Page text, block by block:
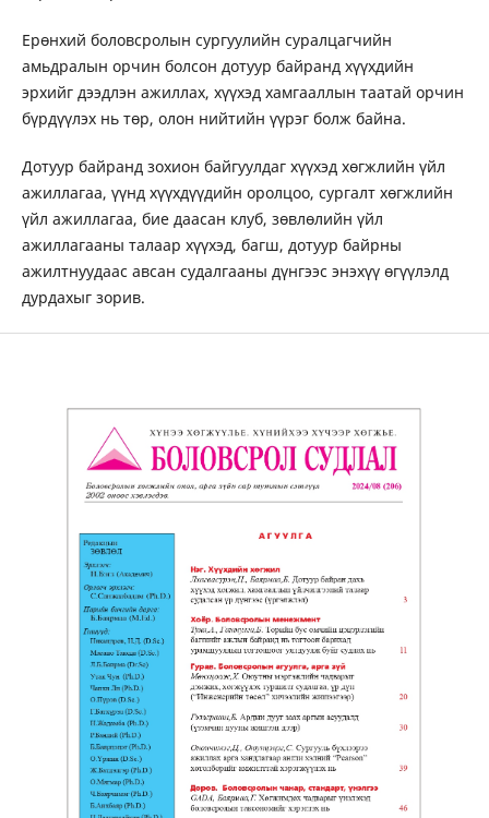
Ерөнхий боловсролын сургуулийн суралцагчийн
амьдралын орчин болсон дотуур байранд хүүхдийн
эрхийг дээдлэн ажиллах, хүүхэд хамгааллын таатай орчин
бүрдүүлэх нь төр, олон нийтийн үүрэг болж байна.
Дотуур байранд зохион байгуулдаг хүүхэд хөгжлийн үйл
ажиллагаа, үүнд хүүхдүүдийн оролцоо, сургалт хөгжлийн
үйл ажиллагаа, бие даасан клуб, зөвлөлийн үйл
ажиллагааны талаар хүүхэд, багш, дотуур байрны
ажилтнуудаас авсан судалгааны дүнгээс энэхүү өгүүлэлд
дурдахыг зорив.